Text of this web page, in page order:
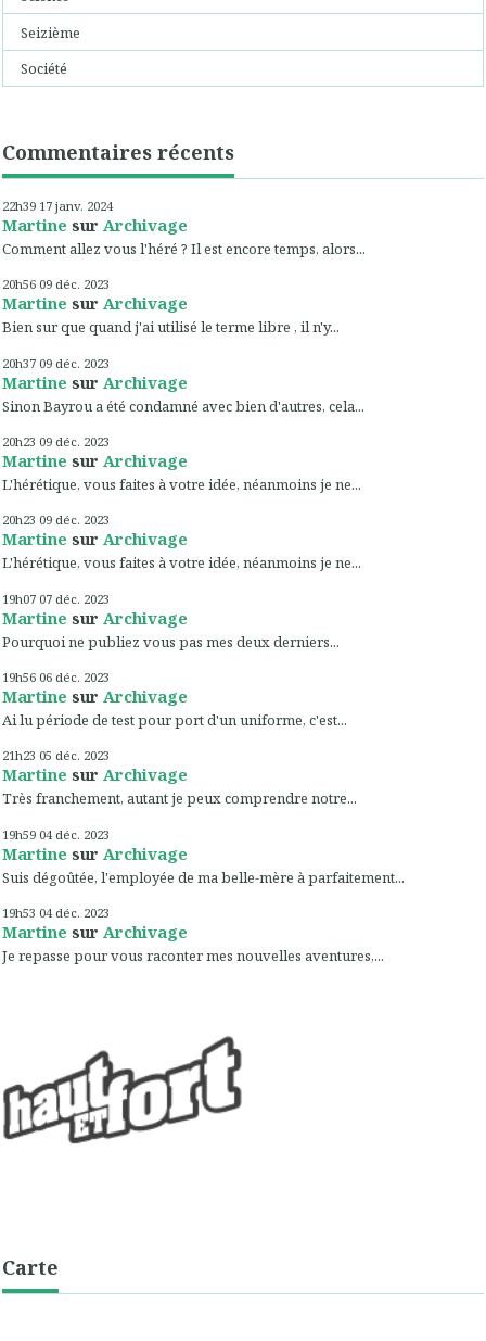
Seizième
Société
Commentaires récents
22h39 17 janv. 2024
Martine sur Archivage
Comment allez vous l'héré ? Il est encore temps, alors...
20h56 09 déc. 2023
Martine sur Archivage
Bien sur que quand j'ai utilisé le terme libre , il n'y...
20h37 09 déc. 2023
Martine sur Archivage
Sinon Bayrou a été condamné avec bien d'autres, cela...
20h23 09 déc. 2023
Martine sur Archivage
L'hérétique, vous faites à votre idée, néanmoins je ne...
20h23 09 déc. 2023
Martine sur Archivage
L'hérétique, vous faites à votre idée, néanmoins je ne...
19h07 07 déc. 2023
Martine sur Archivage
Pourquoi ne publiez vous pas mes deux derniers...
19h56 06 déc. 2023
Martine sur Archivage
Ai lu période de test pour port d'un uniforme, c'est...
21h23 05 déc. 2023
Martine sur Archivage
Très franchement, autant je peux comprendre notre...
19h59 04 déc. 2023
Martine sur Archivage
Suis dégoûtée, l'employée de ma belle-mère à parfaitement...
19h53 04 déc. 2023
Martine sur Archivage
Je repasse pour vous raconter mes nouvelles aventures,...
Carte